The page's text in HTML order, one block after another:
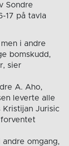
Sondre
17 på tavla
i andre
bomskudd,
sier
A. Aho,
leverte alle
Jurisic
omgang,